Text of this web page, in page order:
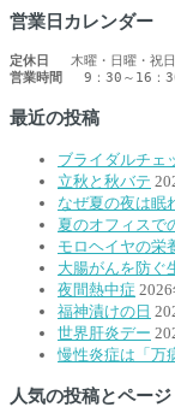
営業日カレンダー
定休日
営業時間 9：30～16：
最近の投稿
ブライダルチェ
立秋と秋バテ
なぜ夏の夜は眠
夏のオフィスで
モロヘイヤの栄
大腸がんを防ぐ
夜間熱中症
福神漬けの日
世界肝炎デー
慢性炎症は「万
人気の投稿とページ